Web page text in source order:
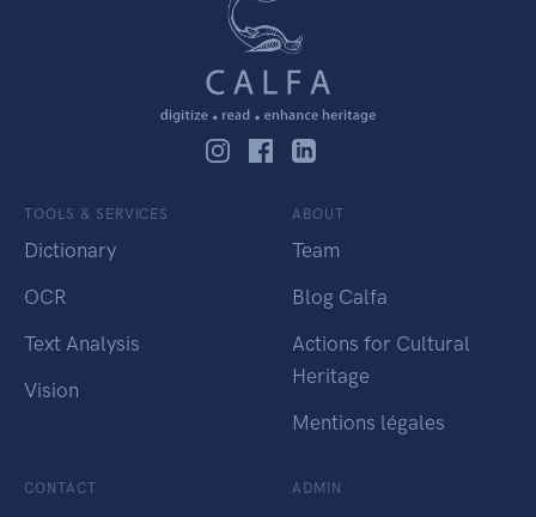
TOOLS & SERVICES
Dictionary
OCR
Text Analysis
Vision
ABOUT
Team
Blog Calfa
Actions for Cultural
Heritage
Mentions légales
CONTACT ADMIN